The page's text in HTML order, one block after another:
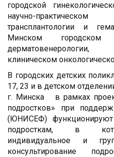
городской
научно-
трансплантологии и
Минском городском
клиническом
В городских детских
17, 23 и в детском
г. Минска в рамках
подростков» при
(ЮНИСЕФ)
подросткам, в
индивидуальное и
консультирование